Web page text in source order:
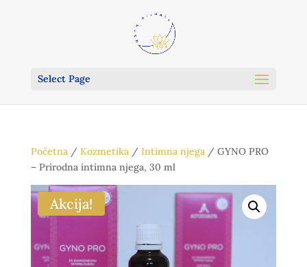
Select Page
Početna/ Kozmetika/ Intimna njega/ GYNO PRO
– Prirodna intimna njega, 30 ml
Akcija!